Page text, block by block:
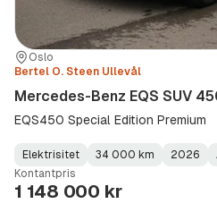
Sted:
Oslo
Forhandler:
Bertel O. Steen Ullevål
Mercedes-Benz EQS SUV
EQS450 Special Edition Premium
Fuel
Type:
Elektrisitet
Kilometerstand:
34 000 km
Model
Year:
2026
Gearbox
Type:
Kontantpris
1 148 000 kr